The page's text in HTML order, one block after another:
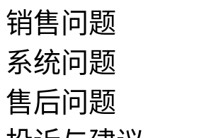
销售问题
系统问题
售后问题